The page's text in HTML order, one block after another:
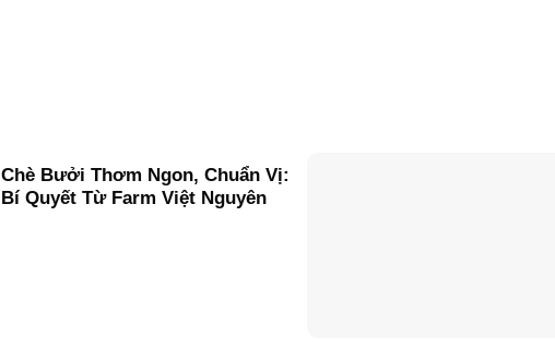
Chè Bưởi Thơm Ngon, Chuẩn Vị:
Bí Quyết Từ Farm Việt Nguyên